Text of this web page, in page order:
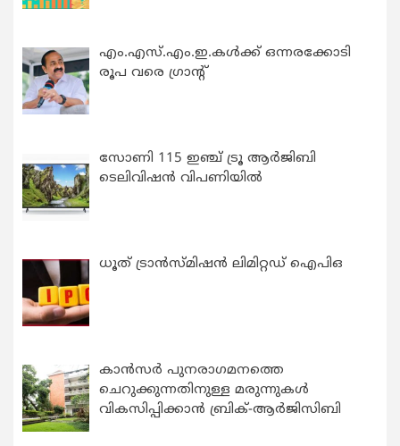
എം.എസ്.എം.ഇ.കൾക്ക് ഒന്നരക്കോടി
രൂപ വരെ ഗ്രാന്റ്
സോണി 115 ഇഞ്ച് ട്രൂ ആർജിബി
ടെലിവിഷൻ വിപണിയിൽ
ധൂത് ട്രാൻസ്മിഷൻ ലിമിറ്റഡ് ഐപിഒ
കാന്‍സര്‍ പുനരാഗമനത്തെ
ചെറുക്കുന്നതിനുള്ള മരുന്നുകള്‍
വികസിപ്പിക്കാന്‍ ബ്രിക്-ആര്‍ജിസിബി